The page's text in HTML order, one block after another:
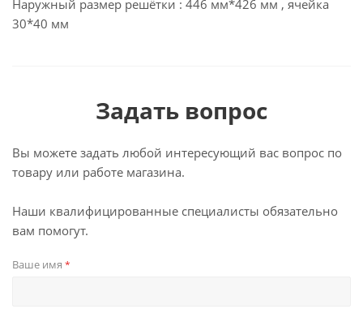
Наружный размер решётки : 446 мм*426 мм , ячейка
30*40 мм
Задать вопрос
Вы можете задать любой интересующий вас вопрос по
товару или работе магазина.
Наши квалифицированные специалисты обязательно
вам помогут.
Ваше имя *